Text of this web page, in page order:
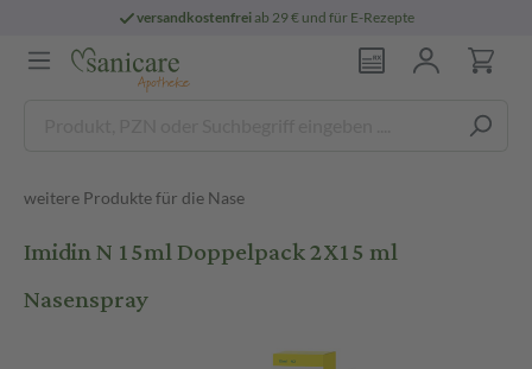
versandkostenfreiab 29 € und für E-Rezepte
weitere Produkte für die Nase
Imidin N 15ml Doppelpack 2X15 ml
Nasenspray